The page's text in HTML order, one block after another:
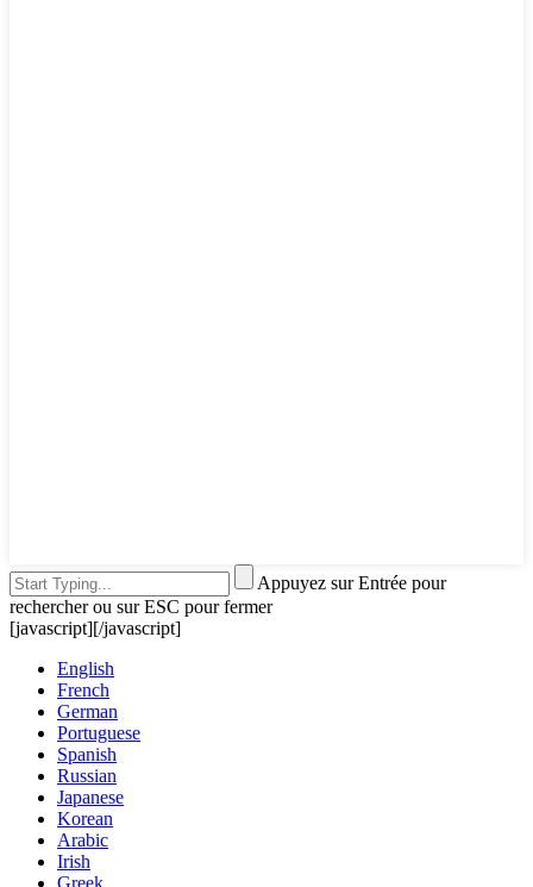
Appuyez sur Entrée pour
rechercher ou sur ESC pour fermer
[javascript][/javascript]
English
French
German
Portuguese
Spanish
Russian
Japanese
Korean
Arabic
Irish